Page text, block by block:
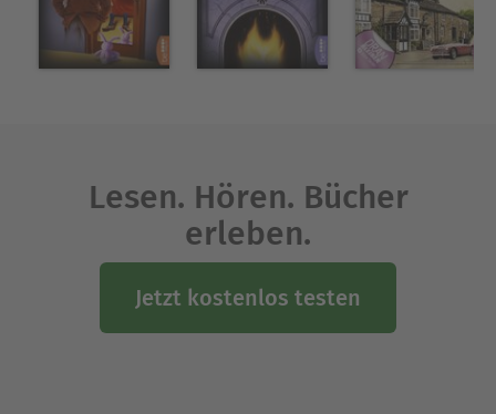
Lesen. Hören. Bücher
erleben.
Jetzt kostenlos testen